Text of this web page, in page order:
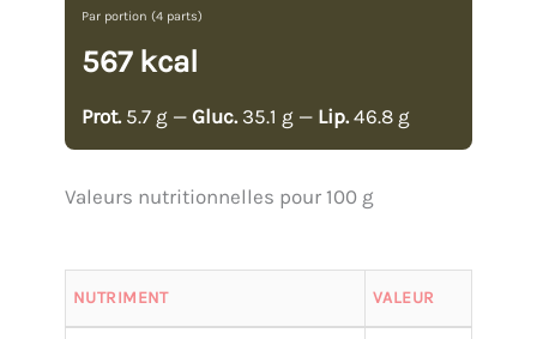
Par portion (4 parts)
567 kcal
Prot. 5.7 g — Gluc. 35.1 g — Lip. 46.8 g
Valeurs nutritionnelles pour 100 g
NUTRIMENT VALEUR